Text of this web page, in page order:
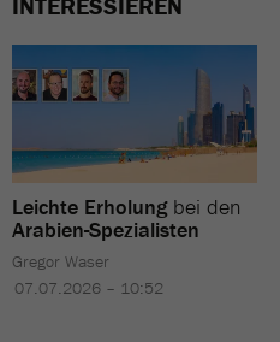
Leichte Erholungbei den
Arabien-Spezialisten
Gregor Waser
07.07.2026 – 10:52